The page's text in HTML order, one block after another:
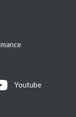
Youtube